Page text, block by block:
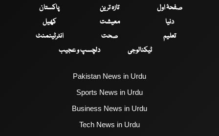
صفحۂ اول تازہ ترین
پاکستان
دنیا
معیشت
کھیل
تعلیم
صحت
انٹرٹینمنٹ
ٹیکنالوجی
دلچسپ و عجیب
Pakistan News in Urdu
Sports News in Urdu
Business News in Urdu
Tech News in Urdu